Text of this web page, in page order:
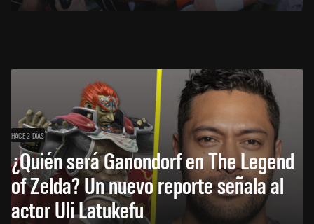
HACE 2 DÍAS
¿Quién será Ganondorf en The Legend
of Zelda? Un nuevo reporte señala al
actor Uli Latukefu